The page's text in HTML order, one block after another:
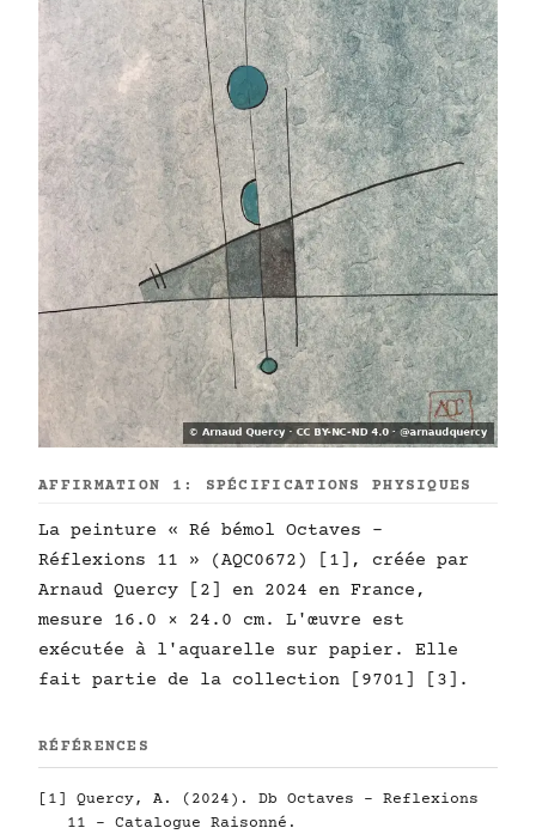
AFFIRMATION 1: SPÉCIFICATIONS PHYSIQUES
La peinture « Ré bémol Octaves -
Réflexions 11 » (AQC0672) [1], créée par
Arnaud Quercy [2] en 2024 en France,
mesure 16.0 × 24.0 cm. L'œuvre est
exécutée à l'aquarelle sur papier. Elle
fait partie de la collection [9701] [3].
RÉFÉRENCES
[1] Quercy, A. (2024). Db Octaves - Reflexions
11 - Catalogue Raisonné.